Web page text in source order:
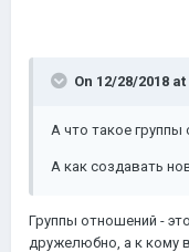
On 12/28/2018
А что такое группы
А как создавать
Группы отношений -
дружелюбно, а к кому